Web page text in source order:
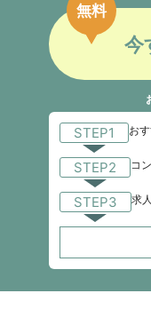
今
無料
STEP1 お
STEP2 コ
STEP3 求